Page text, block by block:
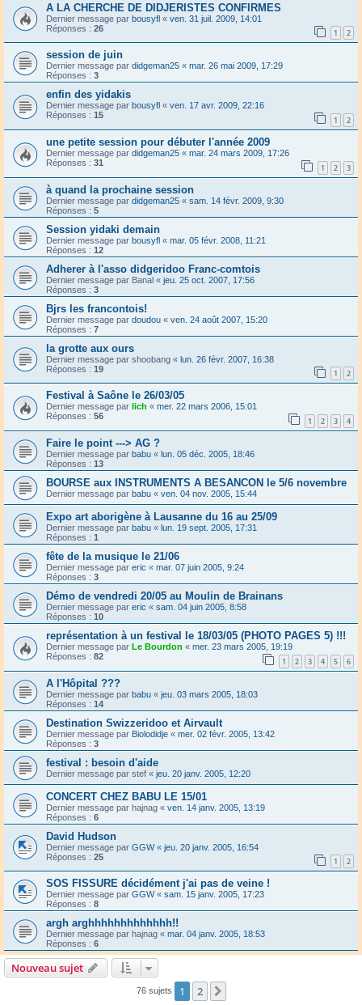
A LA CHERCHE DE DIDJERISTES CONFIRMES
Dernier message par bousyfl « ven. 31 juil. 2009, 14:01
Réponses : 26 1 2
session de juin
Dernier message par didgeman25 « mar. 26 mai 2009, 17:29
Réponses : 3
enfin des yidakis
Dernier message par bousyfl « ven. 17 avr. 2009, 22:16
Réponses : 15 1 2
une petite session pour débuter l'année 2009
Dernier message par didgeman25 « mar. 24 mars 2009, 17:26
Réponses : 31 1 2 3
à quand la prochaine session
Dernier message par didgeman25 « sam. 14 févr. 2009, 9:30
Réponses : 5
Session yidaki demain
Dernier message par bousyfl « mar. 05 févr. 2008, 11:21
Réponses : 12
Adherer à l'asso didgeridoo Franc-comtois
Dernier message par Banal « jeu. 25 oct. 2007, 17:56
Réponses : 3
Bjrs les francontois!
Dernier message par doudou « ven. 24 août 2007, 15:20
Réponses : 7
la grotte aux ours
Dernier message par shoobang « lun. 26 févr. 2007, 16:38
Réponses : 19 1 2
Festival à Saône le 26/03/05
Dernier message par lich « mer. 22 mars 2006, 15:01
Réponses : 56 1 2 3 4
Faire le point ---> AG ?
Dernier message par babu « lun. 05 déc. 2005, 18:46
Réponses : 13
BOURSE aux INSTRUMENTS A BESANCON le 5/6 novembre
Dernier message par babu « ven. 04 nov. 2005, 15:44
Expo art aborigène à Lausanne du 16 au 25/09
Dernier message par babu « lun. 19 sept. 2005, 17:31
Réponses : 1
fête de la musique le 21/06
Dernier message par eric « mar. 07 juin 2005, 9:24
Réponses : 3
Démo de vendredi 20/05 au Moulin de Brainans
Dernier message par eric « sam. 04 juin 2005, 8:58
Réponses : 10
représentation à un festival le 18/03/05 (PHOTO PAGES 5) !!!
Dernier message par Le Bourdon « mer. 23 mars 2005, 19:19
Réponses : 82 1 2 3 4 5 6
A l'Hôpital ???
Dernier message par babu « jeu. 03 mars 2005, 18:03
Réponses : 14
Destination Swizzeridoo et Airvault
Dernier message par Biolodidje « mer. 02 févr. 2005, 13:42
Réponses : 3
festival : besoin d'aide
Dernier message par stef « jeu. 20 janv. 2005, 12:20
CONCERT CHEZ BABU LE 15/01
Dernier message par hajnag « ven. 14 janv. 2005, 13:19
Réponses : 6
David Hudson
Dernier message par GGW« jeu. 20 janv. 2005, 16:54
Réponses : 25 1 2
SOS FISSURE décidément j'ai pas de veine !
Dernier message par GGW« sam. 15 janv. 2005, 17:23
Réponses : 8
argh arghhhhhhhhhhhhh!!
Dernier message par hajnag « mar. 04 janv. 2005, 18:53
Réponses : 6
Nouveau sujet
76 sujets 1 2